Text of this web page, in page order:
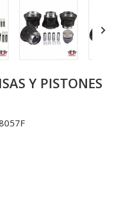

Y PISTONES